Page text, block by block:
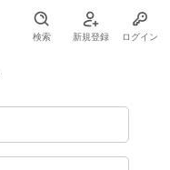
検索 新規登録 ログイン